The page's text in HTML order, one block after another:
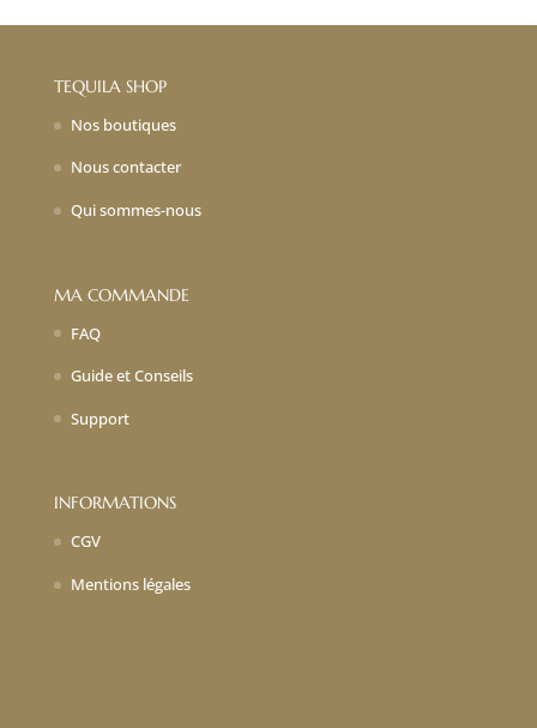
TEQUILA SHOP
Nos boutiques
Nous contacter
Qui sommes-nous
MA COMMANDE
FAQ
Guide et Conseils
Support
INFORMATIONS
CGV
Mentions légales